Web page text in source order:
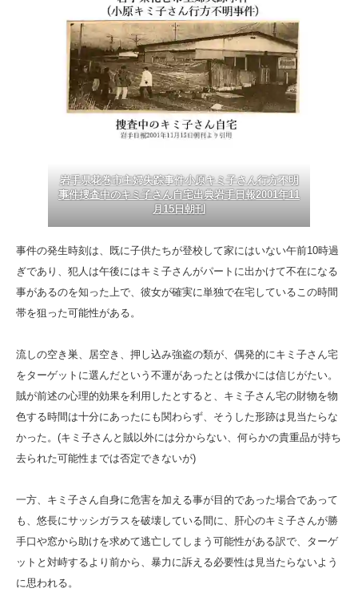
岩手県花巻市主婦失踪事件小原キミ子さん行方不明
事件捜査中のキミ子さん自宅出典岩手日報2001年11
月15日朝刊
事件の発生時刻は、既に子供たちが登校して家にはいない午前10時過
ぎであり、犯人は午後にはキミ子さんがパートに出かけて不在になる
事があるのを知った上で、彼女が確実に単独で在宅しているこの時間
帯を狙った可能性がある。
流しの空き巣、居空き、押し込み強盗の類が、偶発的にキミ子さん宅
をターゲットに選んだという不運があったとは俄かには信じがたい。
賊が前述の心理的効果を利用したとすると、キミ子さん宅の財物を物
色する時間は十分にあったにも関わらず、そうした形跡は見当たらな
かった。(キミ子さんと賊以外には分からない、何らかの貴重品が持ち
去られた可能性までは否定できないが)
一方、キミ子さん自身に危害を加える事が目的であった場合であって
も、悠長にサッシガラスを破壊している間に、肝心のキミ子さんが勝
手口や窓から助けを求めて逃亡してしまう可能性がある訳で、ターゲ
ットと対峙するより前から、暴力に訴える必要性は見当たらないよう
に思われる。